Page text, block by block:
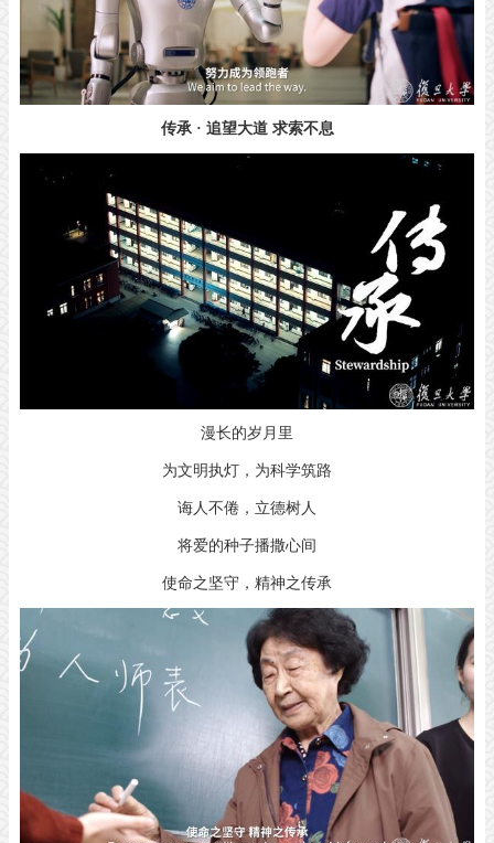
传承 · 追望大道 求索不息
漫长的岁月里
为文明执灯，为科学筑路
诲人不倦，立德树人
将爱的种子播撒心间
使命之坚守，精神之传承